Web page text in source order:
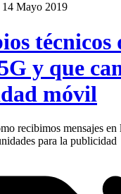
14 Mayo 2019
técnicos
y que
móvil
recibimos mensajes
para la publicidad